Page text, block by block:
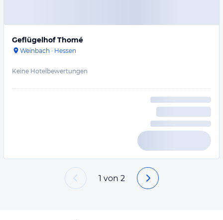
Geflügelhof Thomé
Weinbach · Hessen
Keine Hotelbewertungen
1 von 2